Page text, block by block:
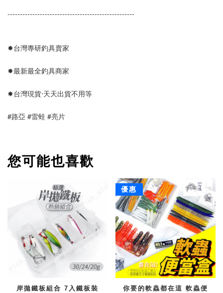
---------------------------------------------------
✸台灣專研釣具賣家
✸最新最全釣具商家
✸台灣現貨‧天天出貨不用等
#路亞 #雷蛙 #亮片
您可能也喜歡
岸拋鐵板組合 7入鐵板裝
優惠
你要的軟蟲都在這 軟蟲便